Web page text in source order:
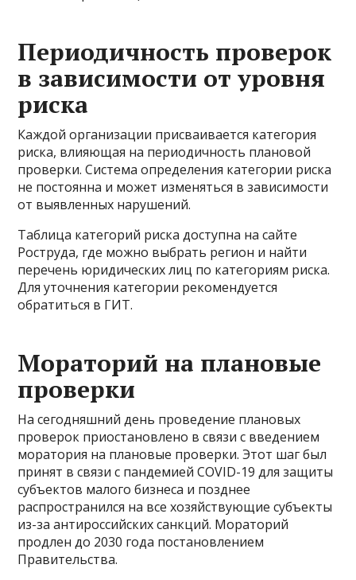
Периодичность проверок
в зависимости от уровня
риска
Каждой организации присваивается категория
риска, влияющая на периодичность плановой
проверки. Система определения категории риска
не постоянна и может изменяться в зависимости
от выявленных нарушений.
Таблица категорий риска доступна на сайте
Роструда, где можно выбрать регион и найти
перечень юридических лиц по категориям риска.
Для уточнения категории рекомендуется
обратиться в ГИТ.
Мораторий на плановые
проверки
На сегодняшний день проведение плановых
проверок приостановлено в связи с введением
моратория на плановые проверки. Этот шаг был
принят в связи с пандемией COVID-19 для защиты
субъектов малого бизнеса и позднее
распространился на все хозяйствующие субъекты
из-за антироссийских санкций. Мораторий
продлен до 2030 года постановлением
Правительства.